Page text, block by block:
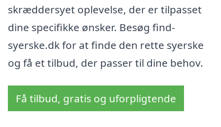
skræddersyet oplevelse, der er tilpasset
dine specifikke ønsker. Besøg find-
syerske.dk for at finde den rette syerske
og få et tilbud, der passer til dine behov.
Få tilbud, gratis og uforpligtende